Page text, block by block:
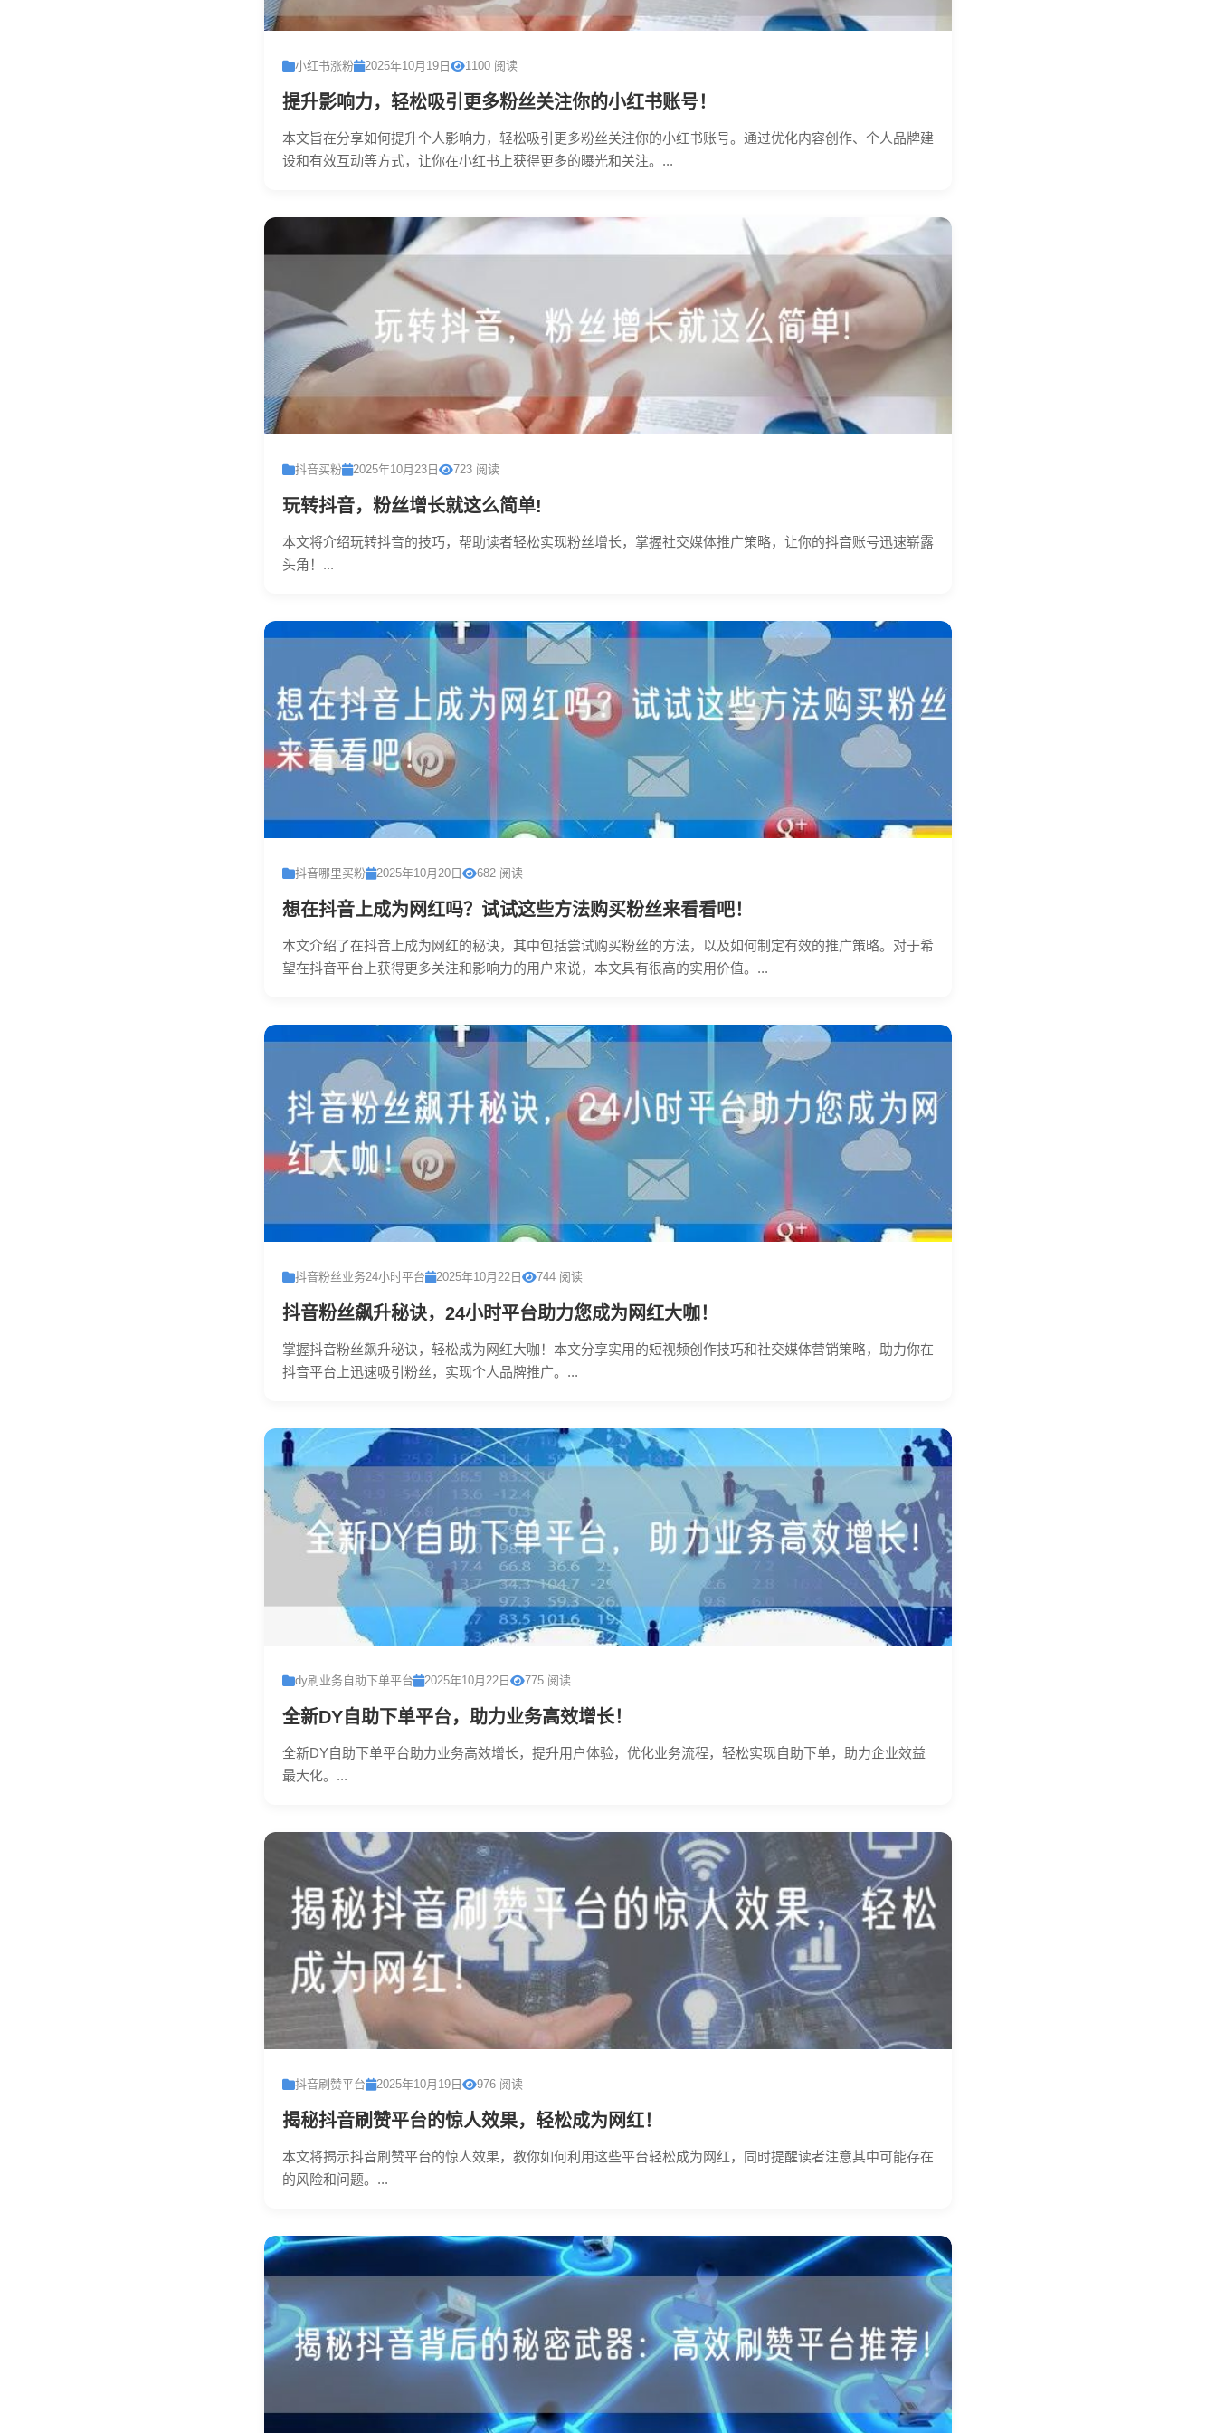
小红书涨粉 2025年10月19日 1100 阅读
提升影响力，轻松吸引更多粉丝关注你的小红书账号！
本文旨在分享如何提升个人影响力，轻松吸引更多粉丝关注你的小红书账号。通过优化内容创作、个人品牌建
设和有效互动等方式，让你在小红书上获得更多的曝光和关注。...
抖音买粉 2025年10月23日 723 阅读
玩转抖音，粉丝增长就这么简单!
本文将介绍玩转抖音的技巧，帮助读者轻松实现粉丝增长，掌握社交媒体推广策略，让你的抖音账号迅速崭露
头角！...
抖音哪里买粉 2025年10月20日 682 阅读
想在抖音上成为网红吗？试试这些方法购买粉丝来看看吧！
本文介绍了在抖音上成为网红的秘诀，其中包括尝试购买粉丝的方法，以及如何制定有效的推广策略。对于希
望在抖音平台上获得更多关注和影响力的用户来说，本文具有很高的实用价值。...
抖音粉丝业务24小时平台 2025年10月22日 744 阅读
抖音粉丝飙升秘诀，24小时平台助力您成为网红大咖！
掌握抖音粉丝飙升秘诀，轻松成为网红大咖！本文分享实用的短视频创作技巧和社交媒体营销策略，助力你在
抖音平台上迅速吸引粉丝，实现个人品牌推广。...
dy刷业务自助下单平台 2025年10月22日 775 阅读
全新DY自助下单平台，助力业务高效增长！
全新DY自助下单平台助力业务高效增长，提升用户体验，优化业务流程，轻松实现自助下单，助力企业效益
最大化。...
抖音刷赞平台 2025年10月19日 976 阅读
揭秘抖音刷赞平台的惊人效果，轻松成为网红！
本文将揭示抖音刷赞平台的惊人效果，教你如何利用这些平台轻松成为网红，同时提醒读者注意其中可能存在
的风险和问题。...